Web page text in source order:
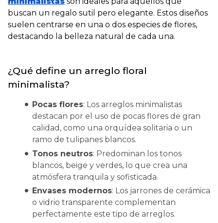
buscan un regalo sutil pero elegante. Estos diseños
suelen centrarse en una o dos especies de flores,
destacando la belleza natural de cada una.
¿Qué define un arreglo floral
minimalista?
Pocas flores: Los arreglos minimalistas
destacan por el uso de pocas flores de gran
calidad, como una orquídea solitaria o un
ramo de tulipanes blancos.
Tonos neutros: Predominan los tonos
blancos, beige y verdes, lo que crea una
atmósfera tranquila y sofisticada.
Envases modernos: Los jarrones de cerámica
o vidrio transparente complementan
perfectamente este tipo de arreglos.